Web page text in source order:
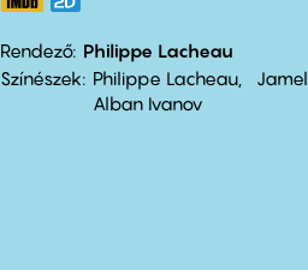
Rendező Philippe Lacheau
Színészek
Philippe Lacheau
Alban Ivanov